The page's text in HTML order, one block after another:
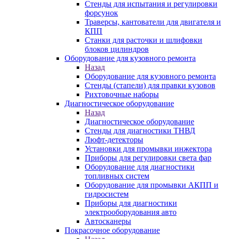
Стенды для испытания и регулировки
форсунок
Траверсы, кантователи для двигателя и
КПП
Станки для расточки и шлифовки
блоков цилиндров
Оборудование для кузовного ремонта
Назад
Оборудование для кузовного ремонта
Стенды (стапели) для правки кузовов
Рихтовочные наборы
Диагностическое оборудование
Назад
Диагностическое оборудование
Стенды для диагностики ТНВД
Люфт-детекторы
Установки для промывки инжектора
Приборы для регулировки света фар
Оборудование для диагностики
топливных систем
Оборудование для промывки АКПП и
гидросистем
Приборы для диагностики
электрооборудования авто
Автосканеры
Покрасочное оборудование